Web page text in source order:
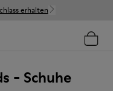
erhalten
- Schuhe